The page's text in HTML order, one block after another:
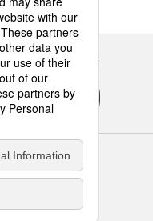
SNSアカウント
キーポリシー
ク ホールディングス
ションズ株式会社